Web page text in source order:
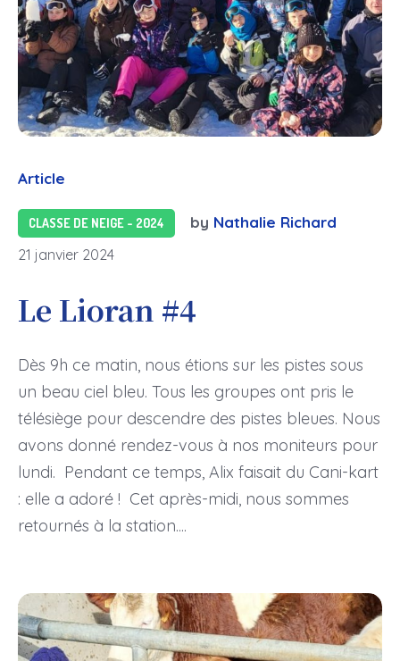
Article
CLASSE DE NEIGE - 2024 by Nathalie Richard
21 janvier 2024
Le Lioran #4
Dès 9h ce matin, nous étions sur les pistes sous
un beau ciel bleu. Tous les groupes ont pris le
télésiège pour descendre des pistes bleues. Nous
avons donné rendez-vous à nos moniteurs pour
lundi. Pendant ce temps, Alix faisait du Cani-kart
: elle a adoré ! Cet après-midi, nous sommes
retournés à la station....